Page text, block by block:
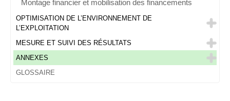
Montage financier et mobilisation des financements
OPTIMISATION DE L’ENVIRONNEMENT DE
L’EXPLOITATION
MESURE ET SUIVI DES RÉSULTATS
ANNEXES
GLOSSAIRE